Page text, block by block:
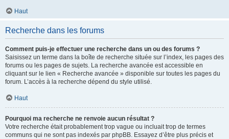
Haut
Recherche dans les forums
Comment puis-je effectuer une recherche dans un ou des forums ?
Saisissez un terme dans la boîte de recherche située sur l’index, les pages des
forums ou les pages de sujets. La recherche avancée est accessible en
cliquant sur le lien « Recherche avancée » disponible sur toutes les pages du
forum. L’accès à la recherche dépend du style utilisé.
Haut
Pourquoi ma recherche ne renvoie aucun résultat ?
Votre recherche était probablement trop vague ou incluait trop de termes
communs qui ne sont pas indexés par phpBB. Essayez d’être plus précis et